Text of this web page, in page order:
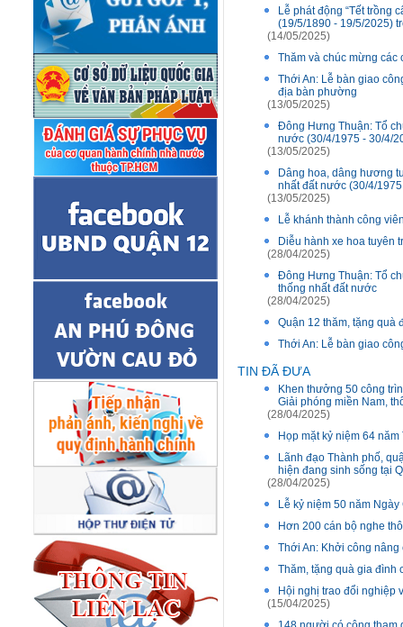
Lễ phát động “Tết trồng
(19/5/1890 - 19/5/2025)
(14/05/2025)
Thăm và chúc mừng
Thới An: Lễ bàn giao
địa bàn phường
(13/05/2025)
Đông Hưng Thuận: Tổ
nước (30/4/1975 - 30/4/
(13/05/2025)
Dâng hoa, dâng hương
nhất đất nước (30/4/
(13/05/2025)
Lễ khánh thành công
Diễu hành xe hoa tuyên
(28/04/2025)
Đông Hưng Thuận: Tổ
thống nhất đất nước
(28/04/2025)
Quận 12 thăm, tặng quà
Thới An: Lễ bàn giao
TIN ĐÃ ĐƯA
Khen thưởng 50 công
Giải phóng miền Nam,
(28/04/2025)
Họp mặt kỷ niệm 64
Lãnh đạo Thành phố,
hiện đang sinh sống tại
(28/04/2025)
Lễ kỷ niệm 50 năm
Hơn 200 cán bộ nghe
Thới An: Khởi công
Thăm, tặng quà gia đình
Hội nghị trao đổi nghiệp
(15/04/2025)